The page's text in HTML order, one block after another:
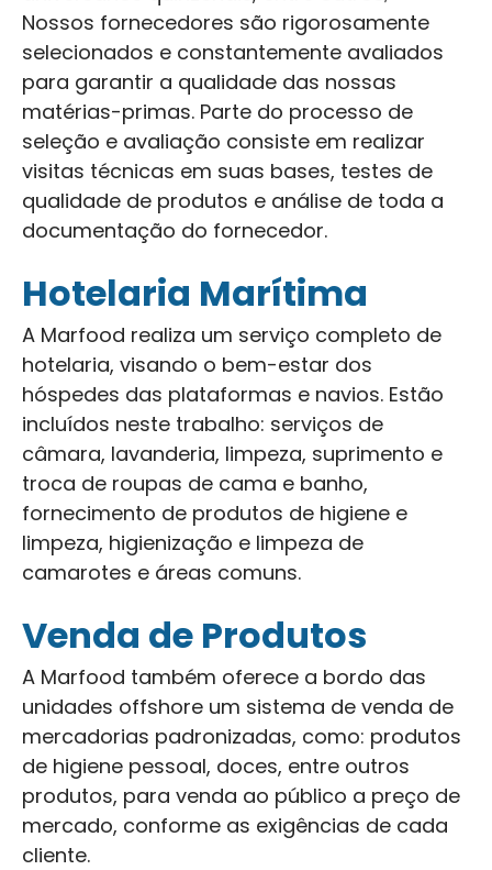
Nossos fornecedores são rigorosamente
selecionados e constantemente avaliados
para garantir a qualidade das nossas
matérias-primas. Parte do processo de
seleção e avaliação consiste em realizar
visitas técnicas em suas bases, testes de
qualidade de produtos e análise de toda a
documentação do fornecedor.
Hotelaria Marítima
A Marfood realiza um serviço completo de
hotelaria, visando o bem-estar dos
hóspedes das plataformas e navios. Estão
incluídos neste trabalho: serviços de
câmara, lavanderia, limpeza, suprimento e
troca de roupas de cama e banho,
fornecimento de produtos de higiene e
limpeza, higienização e limpeza de
camarotes e áreas comuns.
Venda de Produtos
A Marfood também oferece a bordo das
unidades offshore um sistema de venda de
mercadorias padronizadas, como: produtos
de higiene pessoal, doces, entre outros
produtos, para venda ao público a preço de
mercado, conforme as exigências de cada
cliente.